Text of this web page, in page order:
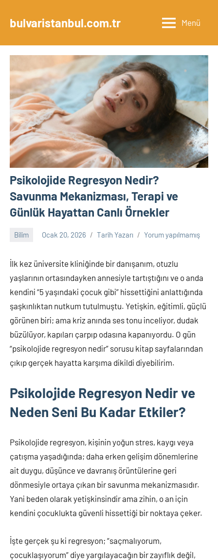
geçbulvaristanbul.com.tr Menü
Psikolojide Regresyon Nedir?
Savunma Mekanizması, Terapi ve
Günlük Hayattan Canlı Örnekler
Bilim Ocak 20, 2026 Tarih Yazarı Yorum yapılmamış
İlk kez üniversite kliniğinde bir danışanım, otuzlu
yaşlarının ortasındayken annesiyle tartıştığını ve o anda
kendini “5 yaşındaki çocuk gibi” hissettiğini anlattığında
şaşkınlıktan nutkum tutulmuştu. Yetişkin, eğitimli, güçlü
görünen biri; ama kriz anında ses tonu inceliyor, dudak
büzülüyor, kapıları çarpıp odasına kapanıyordu. O gün
“psikolojide regresyon nedir” sorusu kitap sayfalarından
çıkıp gerçek hayatta karşıma dikildi diyebilirim.
Psikolojide Regresyon Nedir ve
Neden Seni Bu Kadar Etkiler?
Psikolojide regresyon, kişinin yoğun stres, kaygı veya
çatışma yaşadığında; daha erken gelişim dönemlerine
ait duygu, düşünce ve davranış örüntülerine geri
dönmesiyle ortaya çıkan bir savunma mekanizmasıdır.
Yani beden olarak yetişkinsindir ama zihin, o an için
kendini çocuklukta güvenli hissettiği bir noktaya çeker.
İşte gerçek şu ki regresyon; “saçmalıyorum,
çocuklaşıyorum” diye yargılayacağın bir zayıflık değil,